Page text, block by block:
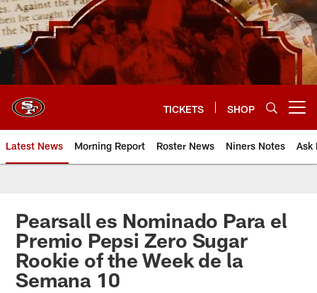
Skip
to
main
content
TICKETS SHOP
Latest News Morning Report Roster News Niners Notes Ask
Pearsall es Nominado Para el
Premio Pepsi Zero Sugar
Rookie of the Week de la
Semana 10